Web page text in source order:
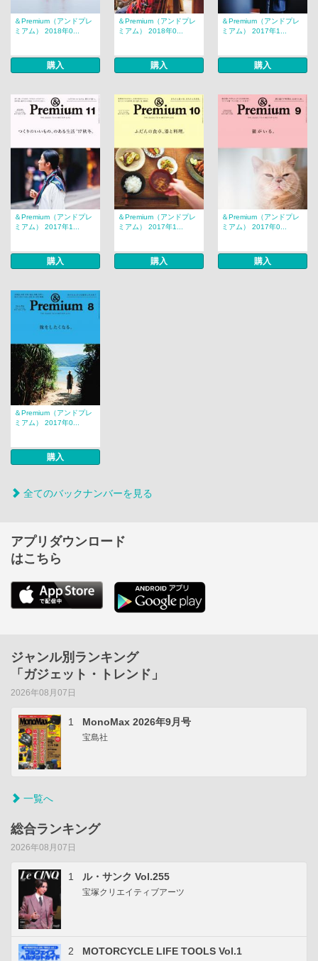
＆Premium（アンドプレ
ミアム） 2018年0...
購入
＆Premium（アンドプレ
ミアム） 2018年0...
購入
＆Premium（アンドプレ
ミアム） 2017年1...
購入
＆Premium（アンドプレ
ミアム） 2017年1...
購入
＆Premium（アンドプレ
ミアム） 2017年1...
購入
＆Premium（アンドプレ
ミアム） 2017年0...
購入
＆Premium（アンドプレ
ミアム） 2017年0...
購入
全てのバックナンバーを見る
アプリダウンロード
はこちら
ジャンル別ランキング
「ガジェット・トレンド」
2026年08月07日
1 MonoMax 2026年9月号
宝島社
一覧へ
総合ランキング
2026年08月07日
1 ル・サンク Vol.255
宝塚クリエイティブアーツ
2 MOTORCYCLE LIFE TOOLS Vol.1